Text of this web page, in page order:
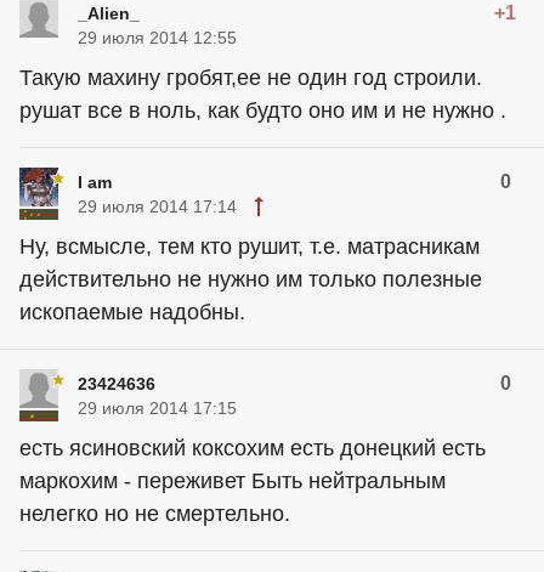
_Alien_ +1
29 июля 2014 12:55
Такую махину гробят,ее не один год строили.
рушат все в ноль, как будто оно им и не нужно .
I am 0
29 июля 2014 17:14
Ну, всмысле, тем кто рушит, т.е. матрасникам
действительно не нужно им только полезные
ископаемые надобны.
23424636 0
29 июля 2014 17:15
есть ясиновский коксохим есть донецкий есть
маркохим - переживет Быть нейтральным
нелегко но не смертельно.